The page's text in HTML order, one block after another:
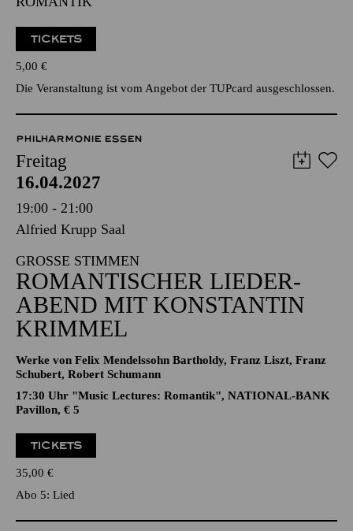
PHILHARMONIE ENTDECKEN
MUSIC LECTURES
ROMANTIK
TICKETS
5,00€
Die Veranstaltung ist vom Angebot der TUPcard ausgeschlossen.
PHILHARMONIE ESSEN
Freitag
16.04.2027
19:00 - 21:00
Alfried Krupp Saal
GROSSE STIMMEN
ROMANTISCHER LIEDER­
ABEND MIT KONSTANTIN
KRIMMEL
Werke von Felix Mendelssohn Bartholdy, Franz Liszt, Franz
17:30 Uhr "Music Lectures: Romantik", NATIONAL-BANK
Pavillon, € 5
TICKETS
35,00€